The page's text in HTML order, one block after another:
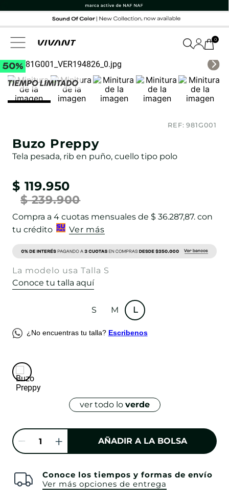
0
REF:981G001
Buzo Preppy
Tela pesada, rib en puño, cuello tipo polo
$ 119.950
$ 239.900
Compra a 4 cuotas mensuales de $ 36.287,87. con
tu crédito
Ver más
La modelo usa Talla S
Conoce tu talla aquí
S M L
¿No encuentras tu talla? Escribenos
ver todo lo verde
AÑADIR A LA BOLSA
Conoce los tiempos y formas de envío
Ver más opciones de entrega